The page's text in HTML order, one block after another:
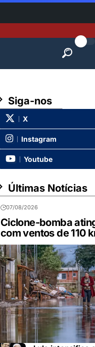
Siga-nos
X
Instagram
Youtube
Últimas Notícias
07/08/2026
Ciclone-bomba
com ventos de 110